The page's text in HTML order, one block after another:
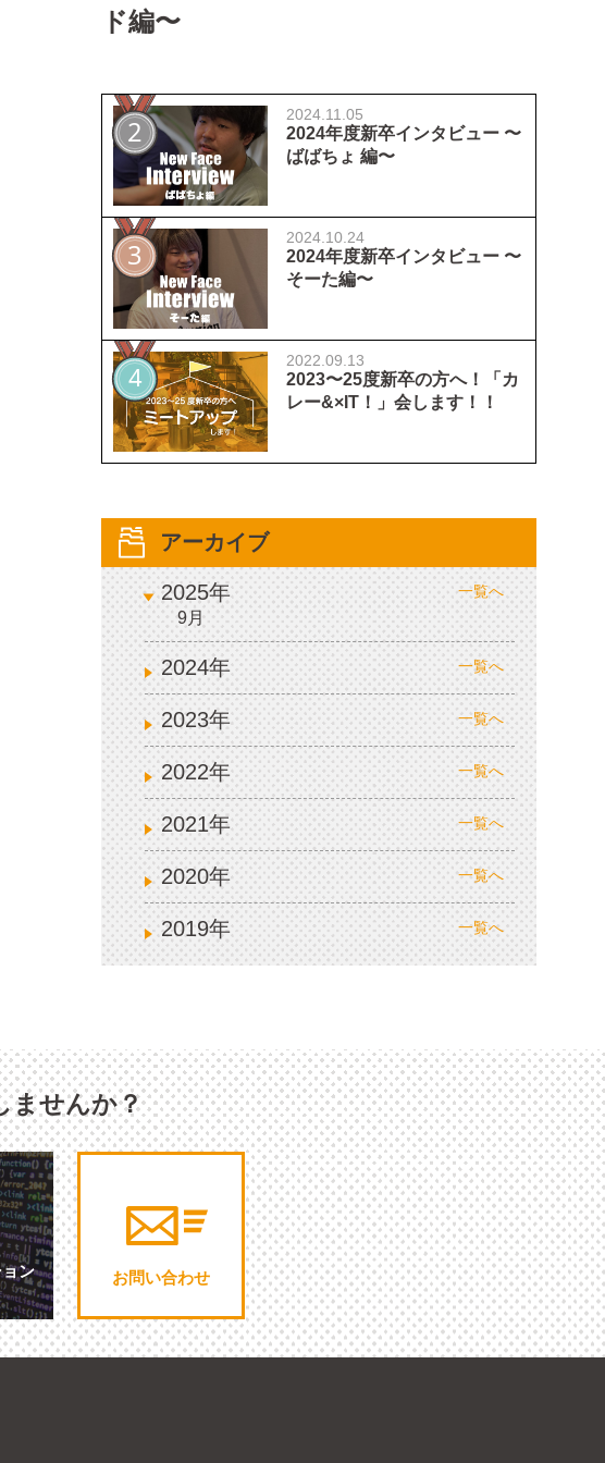
ド編〜
2024.11.05
2024年度新卒インタビュー 〜
ばばちょ 編〜
2024.10.24
2024年度新卒インタビュー 〜
そーた編〜
2022.09.13
2023〜25度新卒の方へ！「カ
レー&×IT！」会します！！
アーカイブ
2025年 一覧へ
9月
2024年 一覧へ
2023年 一覧へ
2022年 一覧へ
2021年 一覧へ
2020年 一覧へ
2019年 一覧へ
ませんか？
ン
お問い合わせ